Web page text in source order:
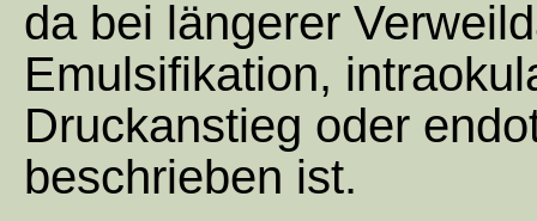
da bei längerer
Emulsifikation,
Druckanstieg oder
beschrieben ist.